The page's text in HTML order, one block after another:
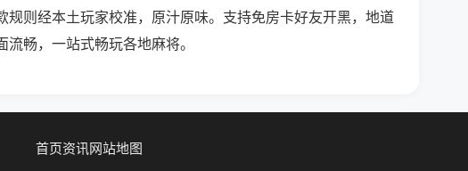
规则经本土玩家校准，原汁原味。支持免房卡好友开黑，地道
畅，一站式畅玩各地麻将。
首页资讯网站地图